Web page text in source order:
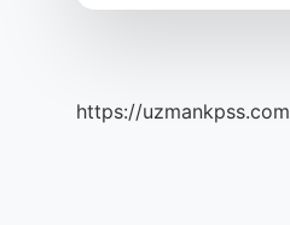
https://uzmankpss.com